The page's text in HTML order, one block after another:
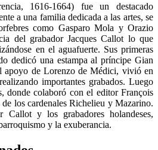
1616-1664) fue un destacado
a una familia dedicada a las artes, se
como Gasparo Mola y Orazio
del grabador Jacques Callot lo que
en el aguafuerte. Sus primeras
dedicó una estampa al príncipe Gian
apoyo de Lorenzo de Médici, vivió en
importantes grabados. Luego
donde colaboró con el editor François
los cardenales Richelieu y Mazarino.
Callot y los grabadores holandeses,
y la exuberancia.